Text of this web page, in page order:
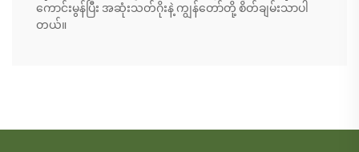
ကောင်းမွန်ပြီး အဆုံးသတ်ဂိုးနဲ့ ကျွန်တော်တို့ စိတ်ချမ်းသာပါ
တယ်။